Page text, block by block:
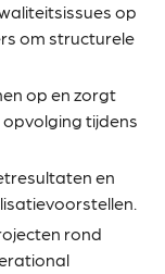
op
om structurele
op en zorgt
tijdens
en
rond